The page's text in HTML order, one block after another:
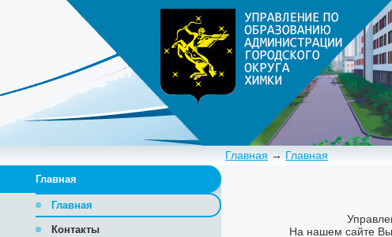
Главная → Главная
Главная
Главная
Контакты